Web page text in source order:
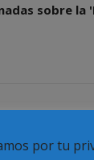
sobre la
por tu